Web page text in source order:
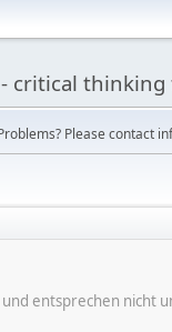
critical
Please contact
entsprechen nicht